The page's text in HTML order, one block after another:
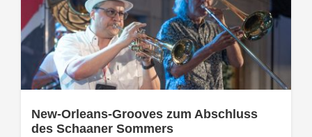
New-Orleans-Grooves zum Abschluss
des Schaaner Sommers